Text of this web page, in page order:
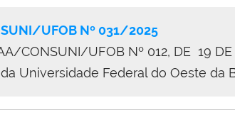
UFOB Nº 031/2025
CONSUNI/UFOB Nº 012, DE 19
Universidade Federal do Oeste da